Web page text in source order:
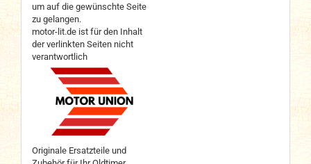
um auf die gewünschte Seite
zu gelangen.
motor-lit.de ist für den Inhalt
der verlinkten Seiten nicht
verantwortlich
Originale Ersatzteile und